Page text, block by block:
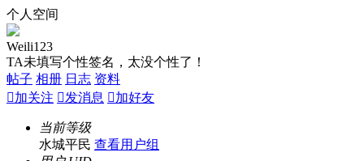
个人空间
Weili123
TA未填写个性签名，太没个性了！
帖子 相册 日志 资料
加关注 发消息 加好友
当前等级
水城平民 查看用户组